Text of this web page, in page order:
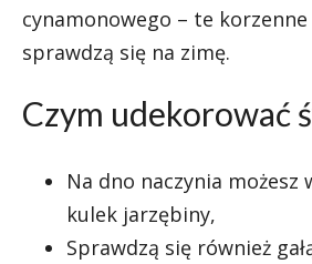
cynamonowego – te
sprawdzą się na zimę.
Czym udekorować
Na dno naczynia możesz
kulek jarzębiny,
Sprawdzą się również